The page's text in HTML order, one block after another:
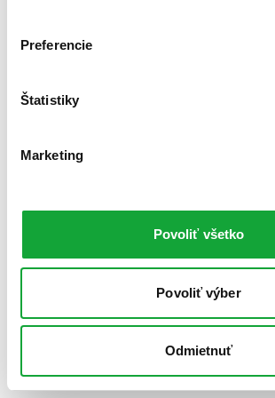
Preferencie
Štatistiky
Marketing
Povoliť všetko
Povoliť výber
Odmietnuť